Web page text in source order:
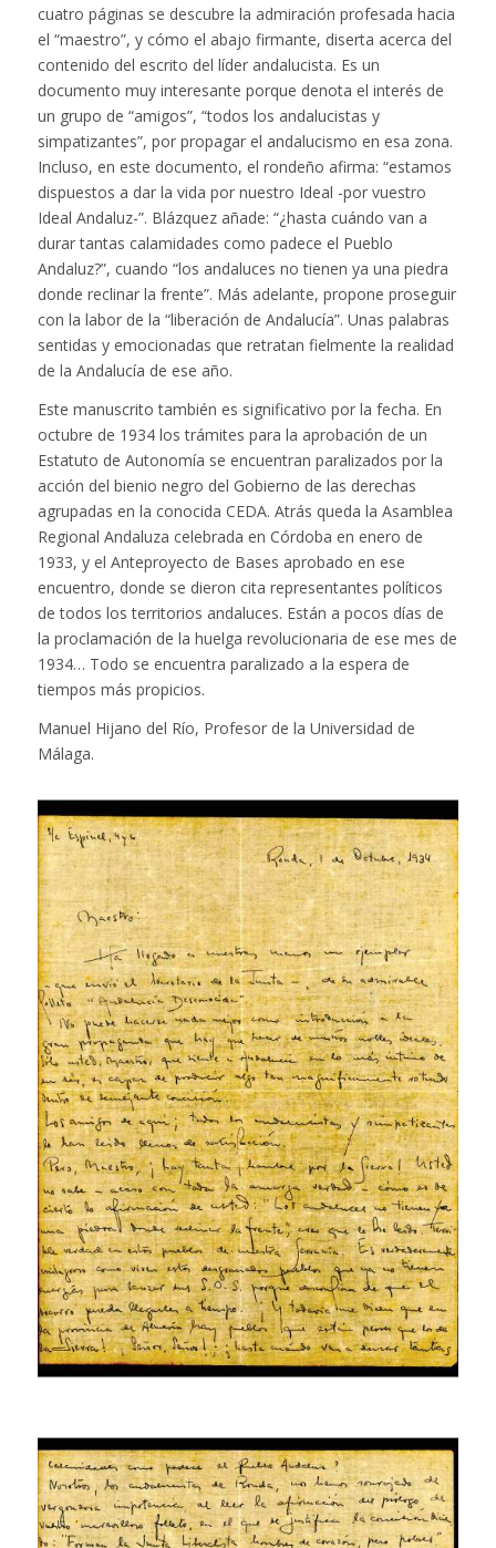
cuatro páginas se descubre la admiración profesada hacia
el “maestro”, y cómo el abajo firmante, diserta acerca del
contenido del escrito del líder andalucista. Es un
documento muy interesante porque denota el interés de
un grupo de “amigos”, “todos los andalucistas y
simpatizantes”, por propagar el andalucismo en esa zona.
Incluso, en este documento, el rondeño afirma: “estamos
dispuestos a dar la vida por nuestro Ideal -por vuestro
Ideal Andaluz-”. Blázquez añade: “¿hasta cuándo van a
durar tantas calamidades como padece el Pueblo
Andaluz?”, cuando “los andaluces no tienen ya una piedra
donde reclinar la frente”. Más adelante, propone proseguir
con la labor de la “liberación de Andalucía”. Unas palabras
sentidas y emocionadas que retratan fielmente la realidad
de la Andalucía de ese año.
Este manuscrito también es significativo por la fecha. En
octubre de 1934 los trámites para la aprobación de un
Estatuto de Autonomía se encuentran paralizados por la
acción del bienio negro del Gobierno de las derechas
agrupadas en la conocida CEDA. Atrás queda la Asamblea
Regional Andaluza celebrada en Córdoba en enero de
1933, y el Anteproyecto de Bases aprobado en ese
encuentro, donde se dieron cita representantes políticos
de todos los territorios andaluces. Están a pocos días de
la proclamación de la huelga revolucionaria de ese mes de
1934… Todo se encuentra paralizado a la espera de
tiempos más propicios.
Manuel Hijano del Río, Profesor de la Universidad de
Málaga.